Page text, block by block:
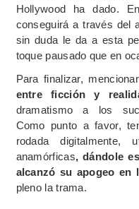
Hollywood ha dado.
conseguirá a través del
sin duda le da a esta
toque pausado que en
Para finalizar,
entre ficción y
dramatismo a los
Como punto a favor,
rodada digitalmente,
anamórficas, dándole
alcanzó su apogeo en
pleno la trama.